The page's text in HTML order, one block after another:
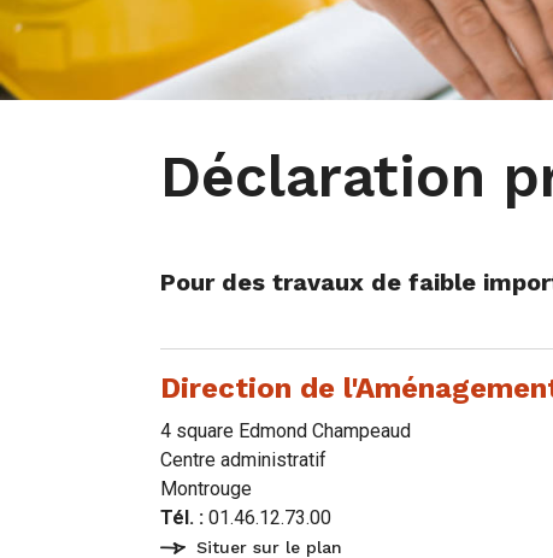
Déclaration
Pour des travaux de faible
Direction de
4 square Edmond Champeaud
Centre administratif
Montrouge
Tél. :01.46.12.73.00
Situer sur le plan